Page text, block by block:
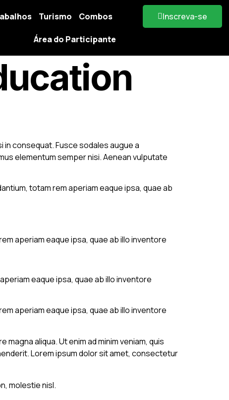
Turismo Combos
Área do Participante
Inscreva-se
consequat. Fusce sodales augue a
elementum semper nisi. Aenean vulputate
totam rem aperiam eaque ipsa, quae ab
aperiam eaque ipsa, quae ab illo inventore
eaque ipsa, quae ab illo inventore
aperiam eaque ipsa, quae ab illo inventore
aliqua. Ut enim ad minim veniam, quis
Lorem ipsum dolor sit amet, consectetur
molestie nisl.